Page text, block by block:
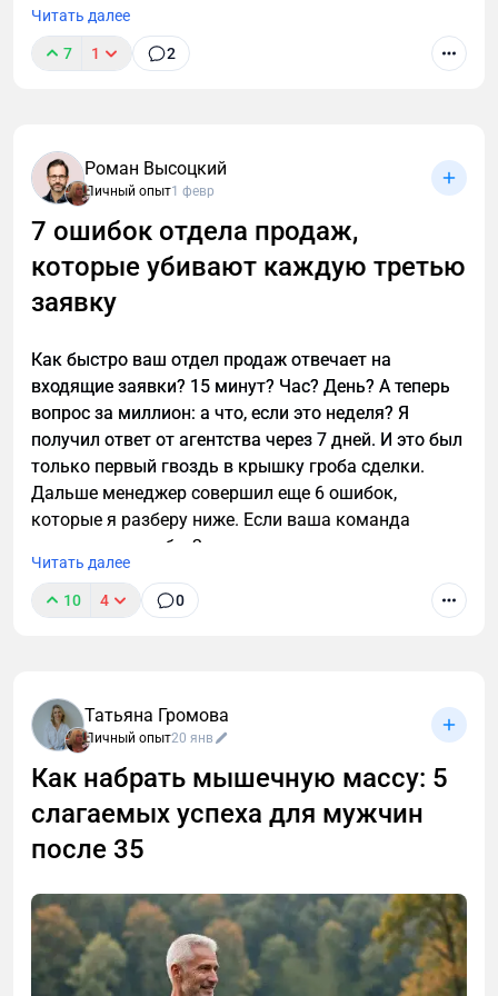
Читать далее
7 1 2
Роман Высоцкий
Личный опыт1 февр
7 ошибок отдела продаж,
которые убивают каждую третью
заявку
Как быстро ваш отдел продаж отвечает на
входящие заявки? 15 минут? Час? День? А теперь
вопрос за миллион: а что, если это неделя? Я
получил ответ от агентства через 7 дней. И это был
только первый гвоздь в крышку гроба сделки.
Дальше менеджер совершил еще 6 ошибок,
которые я разберу ниже. Если ваша команда
допускает хотя бы 2 из них — вы сливаете каждую
третью заявку.
Читать далее
10 4 0
Татьяна Громова
Личный опыт20 янв
Как набрать мышечную массу: 5
слагаемых успеха для мужчин
после 35